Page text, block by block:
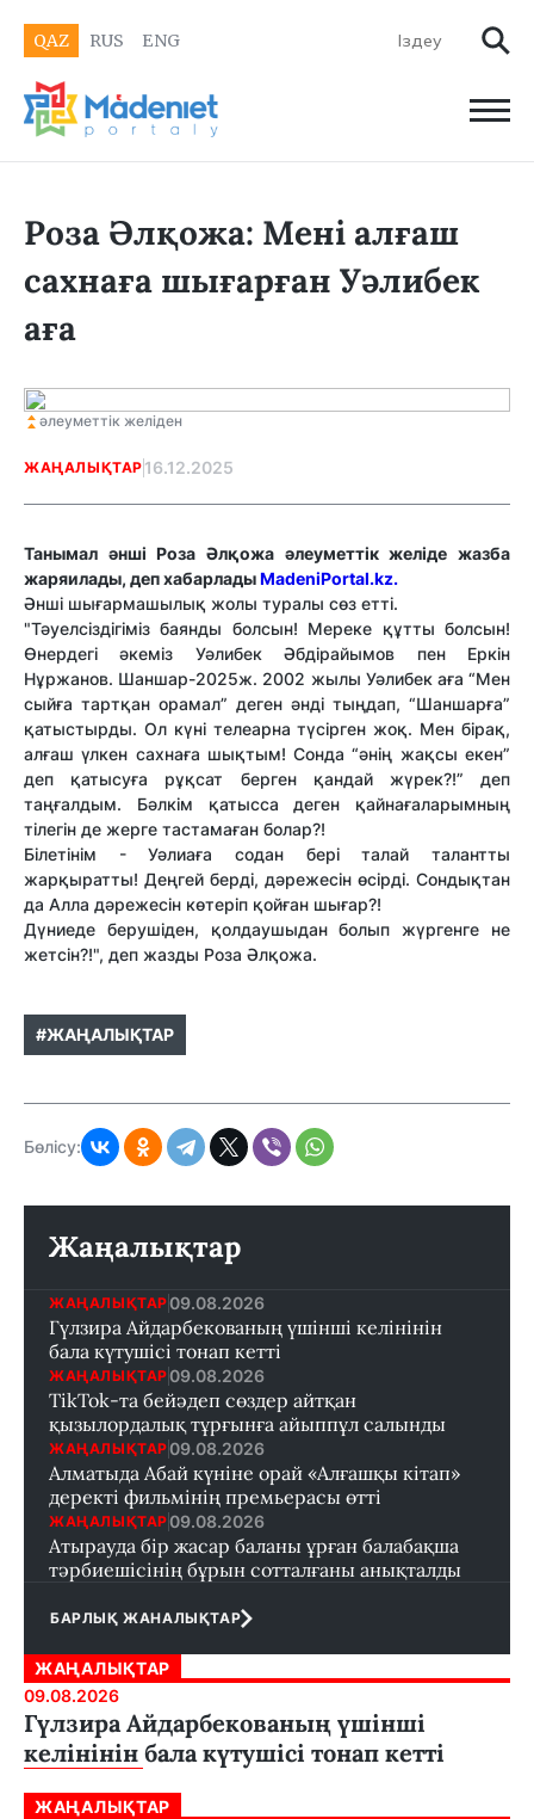
QAZ RUS ENG
Роза Әлқожа: Мені алғаш
сахнаға шығарған Уәлибек
аға
әлеуметтік желіден
ЖАҢАЛЫҚТАР 16.12.2025
Танымал әнші Роза Әлқожа әлеуметтік желіде жазба
жаряилады, деп хабарладыMadeniPortal.kz.
Әнші шығармашылық жолы туралы сөз етті.
"Тәуелсіздігіміз баянды болсын! Мереке құтты болсын!
Өнердегі әкеміз Уәлибек Әбдірайымов пен Еркін
Нұржанов. Шаншар-2025ж. 2002 жылы Уәлибек аға “Мен
сыйға тартқан орамал” деген әнді тыңдап, “Шаншарға”
қатыстырды. Ол күні телеарна түсірген жоқ. Мен бірақ,
алғаш үлкен сахнаға шықтым! Сонда “әнің жақсы екен”
деп қатысуға рұқсат берген қандай жүрек?!” деп
таңғалдым. Бәлкім қатысса деген қайнағаларымның
тілегін де жерге тастамаған болар?!
Білетінім - Уәлиаға содан бері талай талантты
жарқыратты! Деңгей берді, дәрежесін өсірді. Сондықтан
да Алла дәрежесін көтеріп қойған шығар?!
Дүниеде берушіден, қолдаушыдан болып жүргенге не
жетсін?!", деп жазды Роза Әлқожа.
#ЖАҢАЛЫҚТАР
Бөлісу:
Жаңалықтар
ЖАҢАЛЫҚТАР 09.08.2026
Гүлзира Айдарбекованың үшінші келінінін
бала күтушісі тонап кетті
ЖАҢАЛЫҚТАР 09.08.2026
TikTok-та бейәдеп сөздер айтқан
қызылордалық тұрғынға айыппұл салынды
ЖАҢАЛЫҚТАР 09.08.2026
Алматыда Абай күніне орай «Алғашқы кітап»
деректі фильмінің премьерасы өтті
ЖАҢАЛЫҚТАР 09.08.2026
Атырауда бір жасар баланы ұрған балабақша
тәрбиешісінің бұрын сотталғаны анықталды
БАРЛЫҚ ЖАНАЛЫҚТАР
ЖАҢАЛЫҚТАР
09.08.2026
Гүлзира Айдарбекованың үшінші
келінінін бала күтушісі тонап кетті
ЖАҢАЛЫҚТАР